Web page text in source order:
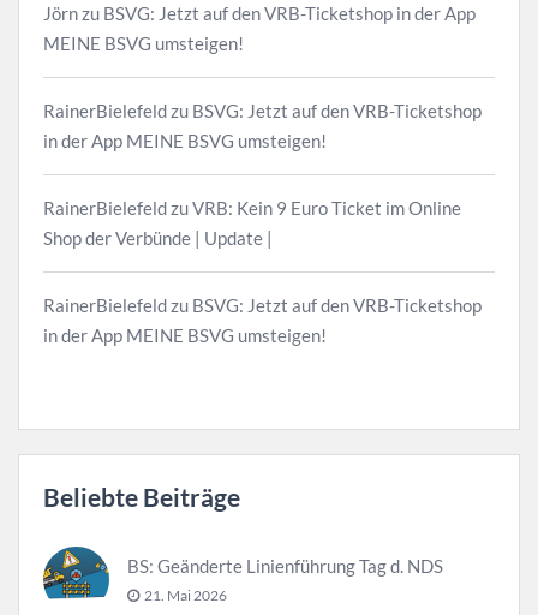
Jörnzu BSVG: Jetzt auf den VRB-Ticketshop in der App
MEINE BSVG umsteigen!
RainerBielefeldzu BSVG: Jetzt auf den VRB-Ticketshop
in der App MEINE BSVG umsteigen!
RainerBielefeldzuVRB: Kein 9 Euro Ticket im Online
Shop der Verbünde | Update |
RainerBielefeldzu BSVG: Jetzt auf den VRB-Ticketshop
in der App MEINE BSVG umsteigen!
Beliebte Beiträge
BS: Geänderte Linienführung Tag d. NDS
21. Mai 2026